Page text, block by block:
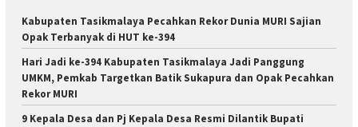
Kabupaten Tasikmalaya Pecahkan Rekor Dunia MURI Sajian
Opak Terbanyak di HUT ke-394
Hari Jadi ke-394 Kabupaten Tasikmalaya Jadi Panggung
UMKM, Pemkab Targetkan Batik Sukapura dan Opak Pecahkan
Rekor MURI
9 Kepala Desa dan Pj Kepala Desa Resmi Dilantik Bupati